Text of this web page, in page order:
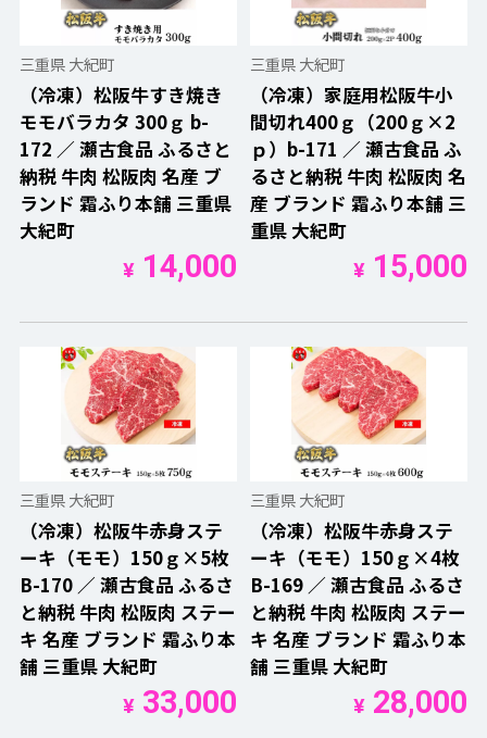
三重県 大紀町
（冷凍）松阪牛すき焼き
モモバラカタ 300ｇ b-
172 ／ 瀬古食品 ふるさと
納税 牛肉 松阪肉 名産 ブ
ランド 霜ふり本舗 三重県
大紀町
¥14,000
三重県 大紀町
（冷凍）家庭用松阪牛小
間切れ400ｇ（200ｇ×2
ｐ）b-171 ／ 瀬古食品 ふ
るさと納税 牛肉 松阪肉 名
産 ブランド 霜ふり本舗 三
重県 大紀町
¥15,000
三重県 大紀町
（冷凍）松阪牛赤身ステ
ーキ（モモ）150ｇ×5枚
B-170 ／ 瀬古食品 ふるさ
と納税 牛肉 松阪肉 ステー
キ 名産 ブランド 霜ふり本
舗 三重県 大紀町
¥33,000
三重県 大紀町
（冷凍）松阪牛赤身ステ
ーキ（モモ）150ｇ×4枚
B-169 ／ 瀬古食品 ふるさ
と納税 牛肉 松阪肉 ステー
キ 名産 ブランド 霜ふり本
舗 三重県 大紀町
¥28,000